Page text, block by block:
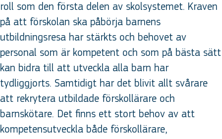
roll som den första delen av skolsystemet. Kraven
på att förskolan ska påbörja barnens
utbildningsresa har stärkts och behovet av
personal som är kompetent och som på bästa sätt
kan bidra till att utveckla alla barn har
tydliggjorts. Samtidigt har det blivit allt svårare
att rekrytera utbildade förskollärare och
barnskötare. Det finns ett stort behov av att
kompetensutveckla både förskollärare,